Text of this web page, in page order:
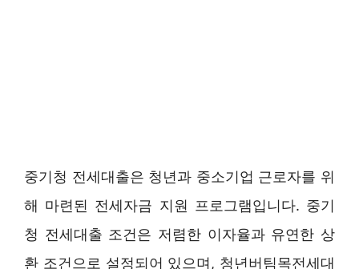
중기청 전세대출은 청년과 중소기업 근로자를 위
해 마련된 전세자금 지원 프로그램입니다. 중기
청 전세대출 조건은 저렴한 이자율과 유연한 상
환 조건으로 설정되어 있으며, 청년버팀목전세대